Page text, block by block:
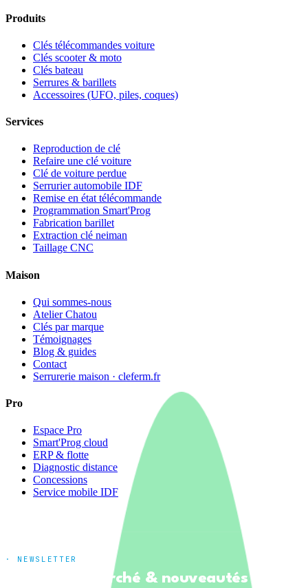
Produits
Clés télécommandes voiture
Clés scooter & moto
Clés bateau
Serrures & barillets
Accessoires (UFO, piles, coques)
Services
Reproduction de clé
Refaire une clé voiture
Clé de voiture perdue
Serrurier automobile IDF
Remise en état télécommande
Programmation Smart'Prog
Fabrication barillet
Extraction clé neiman
Taillage CNC
Maison
Qui sommes-nous
Atelier Chatou
Clés par marque
Témoignages
Blog & guides
Contact
Serrurerie maison · cleferm.fr
Pro
Espace Pro
Smart'Prog cloud
ERP & flotte
Diagnostic distance
Concessions
Service mobile IDF
· NEWSLETTER
Tendances marché & nouveautés